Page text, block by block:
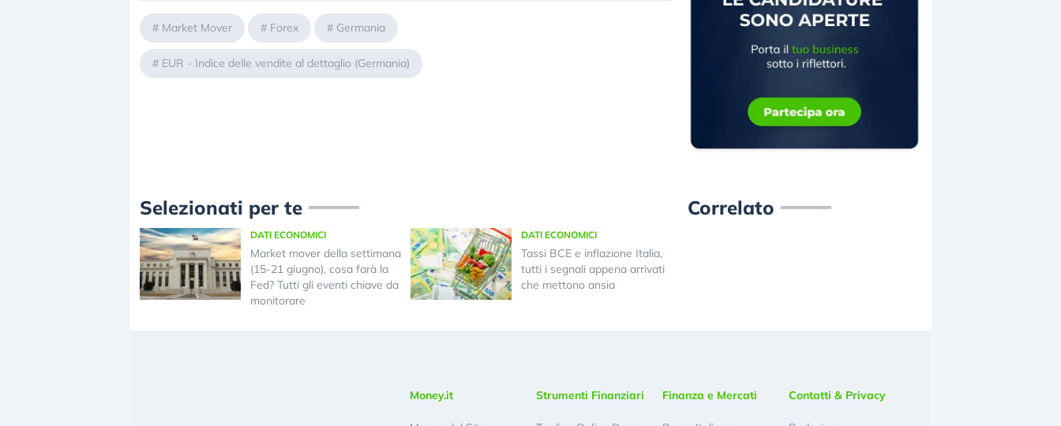
# Market Mover # Forex # Germania
# EUR - Indice delle vendite al dettaglio (Germania)
Selezionati per te
DATI ECONOMICI
Market mover della settimana
(15-21 giugno), cosa farà la
Fed? Tutti gli eventi chiave da
monitorare
DATI ECONOMICI
Tassi BCE e inflazione Italia,
tutti i segnali appena arrivati
che mettono ansia
Correlato
Money.it Strumenti Finanziari Finanza e Mercati Contatti & Privacy